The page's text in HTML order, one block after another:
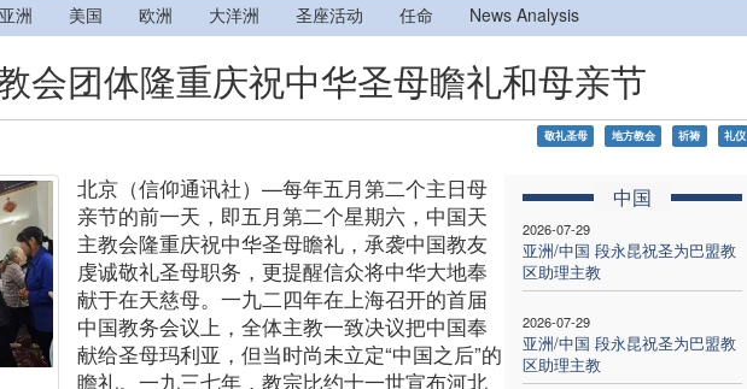
亚洲 美国 欧洲 大洋洲 圣座活动 任命 News Analysis
会团体隆重庆祝中华圣母瞻礼和母亲节
敬礼圣母 地方教会 祈祷 礼仪
中国
2026-07-29
亚洲/中国 段永昆祝圣为巴盟教
区助理主教
2026-07-29
亚洲/中国 段永昆祝圣为巴盟教
区助理主教
北京（信仰通讯社）—每年五月第二个主日母
亲节的前一天，即五月第二个星期六，中国天
主教会隆重庆祝中华圣母瞻礼，承袭中国教友
虔诚敬礼圣母职务，更提醒信众将中华大地奉
献于在天慈母。一九二四年在上海召开的首届
中国教务会议上，全体主教一致决议把中国奉
献给圣母玛利亚，但当时尚未立定“中国之后”的
瞻礼。一九三七年，教宗比约十一世宣布河北